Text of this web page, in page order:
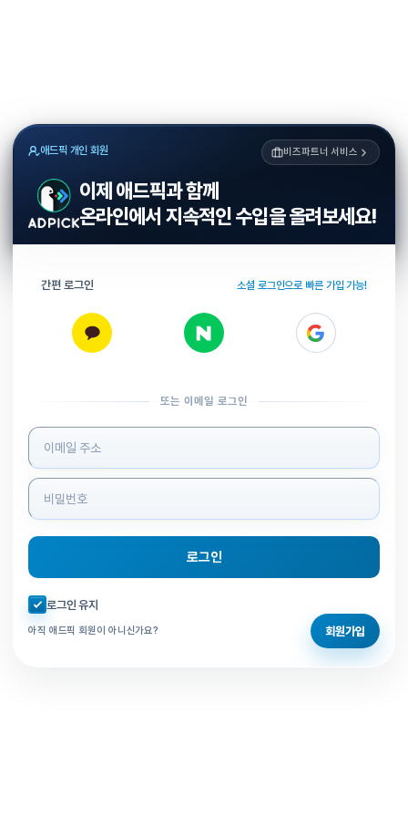
애드픽 개인 회원 비즈파트너 서비스
이제 애드픽과 함께
온라인에서 지속적인 수입을 올려보세요!
간편 로그인 소셜 로그인으로 빠른 가입 가능!
또는 이메일 로그인
로그인 정보 입력
로그인
자동로그인 체크
로그인 유지
아직 애드픽 회원이 아니신가요? 회원가입